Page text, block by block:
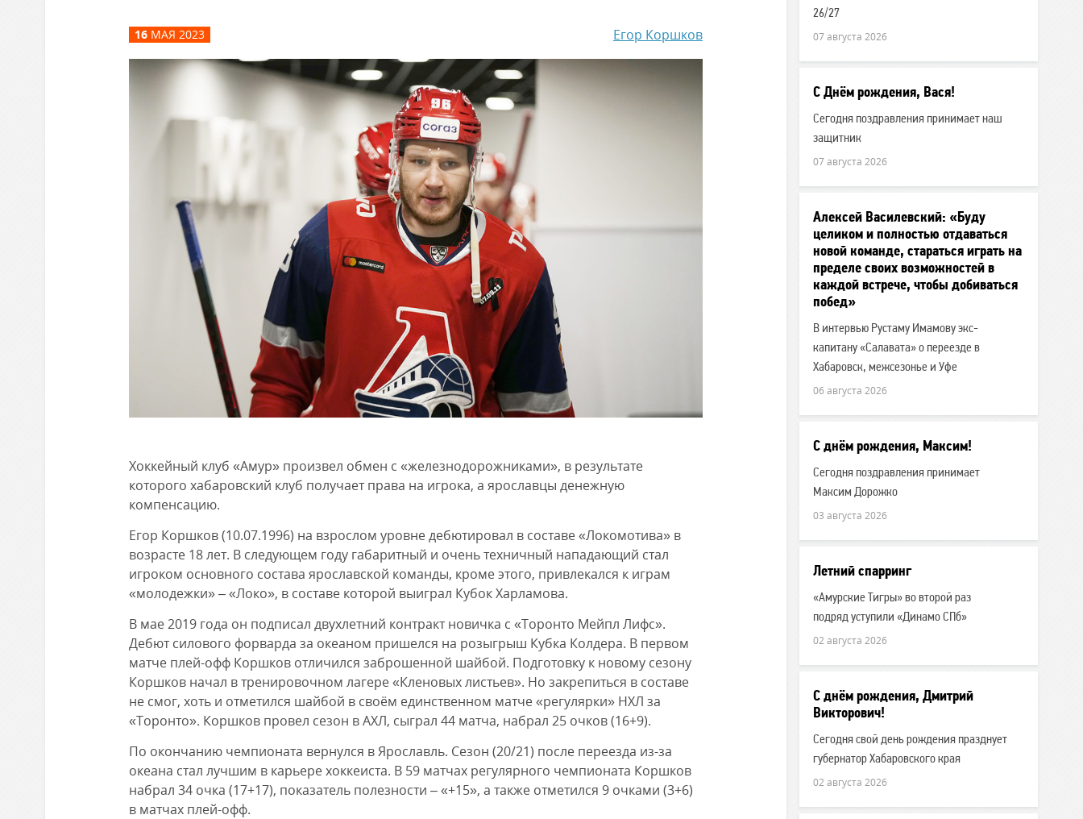
ЦСКА
Шанхайские Драконы
Салават Юлаев
Сибирь
16 МАЯ 2023 Егор Коршков
Хоккейный клуб «Амур» произвел обмен с «железнодорожниками», в результате
которого хабаровский клуб получает права на игрока, а ярославцы денежную
компенсацию.
Егор Коршков (10.07.1996) на взрослом уровне дебютировал в составе «Локомотива» в
возрасте 18 лет. В следующем году габаритный и очень техничный нападающий стал
игроком основного состава ярославской команды, кроме этого, привлекался к играм
«молодежки» – «Локо», в составе которой выиграл Кубок Харламова.
В мае 2019 года он подписал двухлетний контракт новичка с «Торонто Мейпл Лифс».
Дебют силового форварда за океаном пришелся на розыгрыш Кубка Колдера. В первом
матче плей-офф Коршков отличился заброшенной шайбой. Подготовку к новому сезону
Коршков начал в тренировочном лагере «Кленовых листьев». Но закрепиться в составе
не смог, хоть и отметился шайбой в своём единственном матче «регулярки» НХЛ за
«Торонто». Коршков провел сезон в АХЛ, сыграл 44 матча, набрал 25 очков (16+9).
По окончанию чемпионата вернулся в Ярославль. Сезон (20/21) после переезда из-за
океана стал лучшим в карьере хоккеиста. В 59 матчах регулярного чемпионата Коршков
набрал 34 очка (17+17), показатель полезности – «+15», а также отметился 9 очками (3+6)
в матчах плей-офф.
26/27
07 августа 2026
С Днём рождения, Вася!
Сегодня поздравления принимает наш
защитник
07 августа 2026
Алексей Василевский: «Буду
целиком и полностью отдаваться
новой команде, стараться играть на
пределе своих возможностей в
каждой встрече, чтобы добиваться
побед»
В интервью Рустаму Имамову экс-
капитану «Салавата» о переезде в
Хабаровск, межсезонье и Уфе
06 августа 2026
С днём рождения, Максим!
Сегодня поздравления принимает
Максим Дорожко
03 августа 2026
Летний спарринг
«Амурские Тигры» во второй раз
подряд уступили «Динамо СПб»
02 августа 2026
С днём рождения, Дмитрий
Викторович!
Сегодня свой день рождения празднует
губернатор Хабаровского края
02 августа 2026